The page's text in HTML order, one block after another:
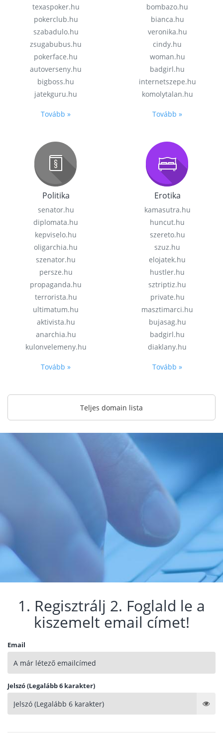
texaspoker.hu
pokerclub.hu
szabadulo.hu
zsugabubus.hu
pokerface.hu
autoverseny.hu
bigboss.hu
jatekguru.hu
Tovább »
bombazo.hu
bianca.hu
veronika.hu
cindy.hu
woman.hu
badgirl.hu
internetszepe.hu
komolytalan.hu
Tovább »
Politika
senator.hu
diplomata.hu
kepviselo.hu
oligarchia.hu
szenator.hu
persze.hu
propaganda.hu
terrorista.hu
ultimatum.hu
aktivista.hu
anarchia.hu
kulonvelemeny.hu
Tovább »
Erotika
kamasutra.hu
huncut.hu
szereto.hu
szuz.hu
elojatek.hu
hustler.hu
sztriptiz.hu
private.hu
masztimarci.hu
bujasag.hu
badgirl.hu
diaklany.hu
Tovább »
Teljes domain lista
1. Regisztrálj 2. Foglald le a
kiszemelt email címet!
Email
Jelszó (Legalább 6 karakter)